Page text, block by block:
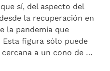
sí, del aspecto del
la recuperación en
la pandemia que
figura sólo puede
a un cono de …